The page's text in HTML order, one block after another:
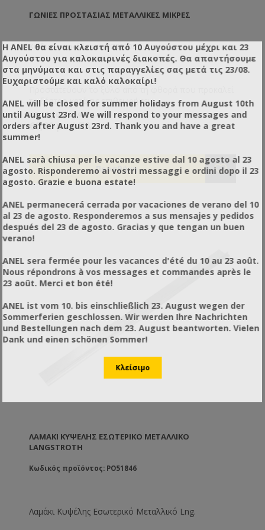
ΓΩΝΊΕΣ ΠΡΟΣΤΑΣΊΑΣ ΜΕΤΑΛΛΙΚΈΣ ΜΙΚΡΕΣ
Κωδικός προϊόντος: PZ51703
Προστατεύουν το ξύλο από τη φθορά που προκαλεί
το ξέστρο κατά τις επιθεωρήσεις.
€0,23 χωρίς ΦΠΑ
€0,29 με ΦΠΑ
ΛΑΜΆΚΙ ΚΥΨΈΛΗΣ ΕΣΩΤΕΡΙΚΌ ΜΕΤΑΛΛΙΚΌ
LANGSTROTH
Κωδικός προϊόντος: PO51846
Λαμάκι Κυψέλης Εσωτερικό Μεταλλικό Lng.
Η ANEL θα είναι κλειστή από 10 Αυγούστου μέχρι και 23
Αυγούστου για καλοκαιρινές διακοπές. Θα απαντήσουμε
στα μηνύματα και στις παραγγελίες σας μετά τις 23/08.
Ευχαριστούμε και καλό καλοκαίρι!
ANEL will be closed for summer holidays from August 10th
until August 23rd. We will respond to your messages and
orders after August 23rd. Thank you and have a great
summer!
ANEL sarà chiusa per le vacanze estive dal 10 agosto al 23
agosto. Risponderemo ai vostri messaggi e ordini dopo il 23
agosto. Grazie e buona estate!
ANEL permanecerá cerrada por vacaciones de verano del 10
al 23 de agosto. Responderemos a sus mensajes y pedidos
después del 23 de agosto. Gracias y que tengan un buen
verano!
ANEL sera fermée pour les vacances d'été du 10 au 23 août.
Nous répondrons à vos messages et commandes après le
23 août. Merci et bon été!
ANEL ist vom 10. bis einschließlich 23. August wegen der
Sommerferien geschlossen. Wir werden Ihre Nachrichten
und Bestellungen nach dem 23. August beantworten. Vielen
Dank und einen schönen Sommer!